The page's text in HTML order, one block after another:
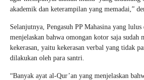
akademik dan keterampilan yang memadai,”
Selanjutnya, Pengasuh PP Mahasina yang
menjelaskan bahwa omongan kotor saja sudah
kekerasan, yaitu kekerasan verbal yang tidak
dilakukan oleh para santri.
“Banyak ayat al-Qur’an yang menjelaskan